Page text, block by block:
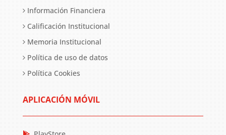
Información Financiera
Calificación Institucional
Memoria Institucional
Política de uso de datos
Política Cookies
APLICACIÓN MÓVIL